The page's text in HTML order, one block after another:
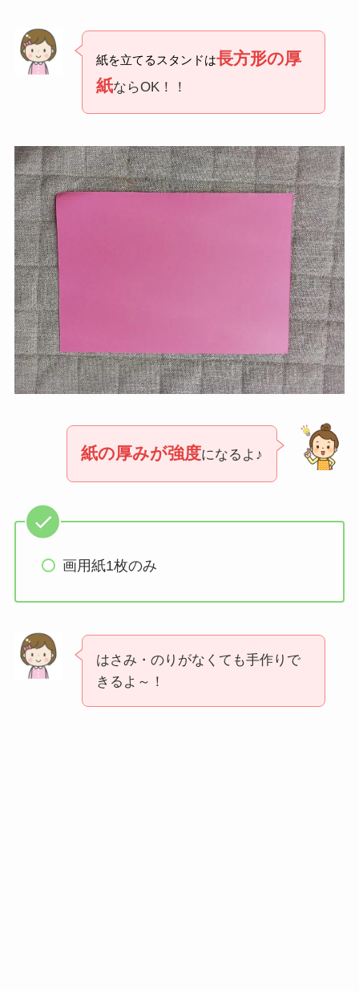
紙を立てるスタンドは長方形の厚
紙ならOK！！
紙の厚みが強度になるよ♪
画用紙1枚のみ
はさみ・のりがなくても手作りで
きるよ～！